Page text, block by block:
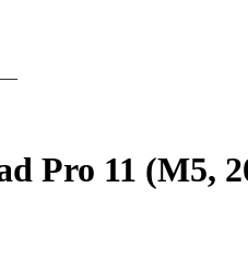
Pro 11 (M5,